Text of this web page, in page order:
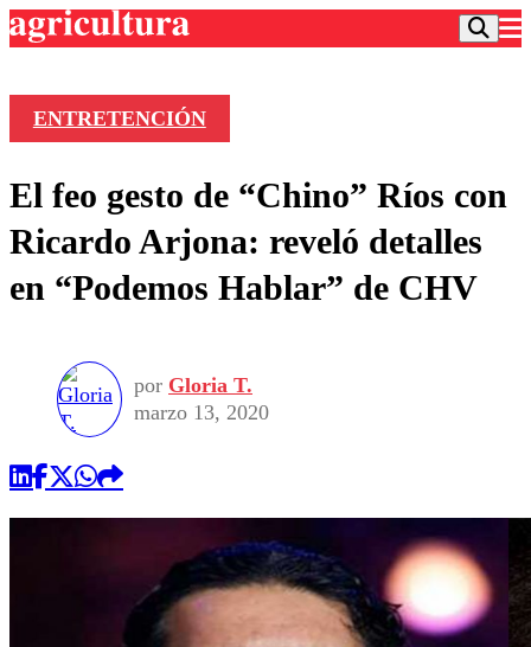
Frecuencias
Agricultura TV
Deportes
Colo Colo
Seleccion Chilena
Torneo Internacional
Entretención
Economía
Internacional
Publicaciones en medios
Opinión
ENTRETENCIÓN
El feo gesto de “Chino” Ríos con
Ricardo Arjona: reveló detalles
en “Podemos Hablar” de CHV
por Gloria T.
marzo 13, 2020